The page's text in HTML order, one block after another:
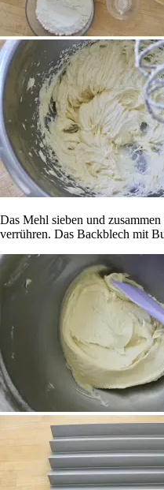
Das Mehl sieben und
verrühren. Das Backblech mit